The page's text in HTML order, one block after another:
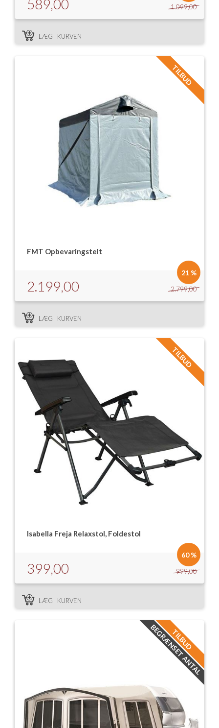
1.099,00
589,00
LÆG I KURVEN
FMT Opbevaringstelt
2.799,00
2.199,00
21 %
TILBUD
LÆG I KURVEN
Isabella Freja Relaxstol, Foldestol
999,00
399,00
60 %
TILBUD
LÆG I KURVEN
TILBUD
BEGRÆNSET ANTAL